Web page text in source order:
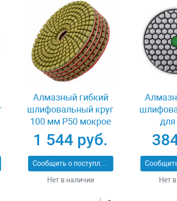
Алмазный гибкий
шлифовальный круг
100 мм P50 мокрое
шлифование 5 шт
Matrix 73507
1 544 руб.
Сообщить о поступлении
Нет в наличии
для
Р800
Нет